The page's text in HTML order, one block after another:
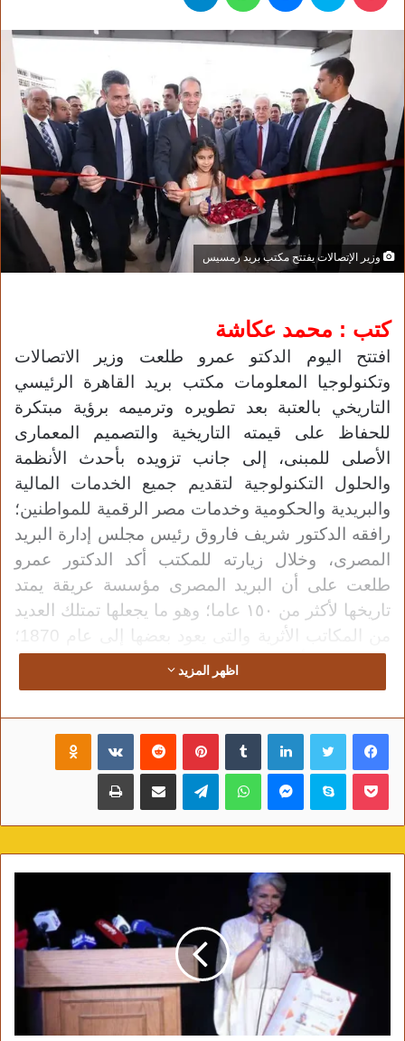
وزير الإتصالات يفتتح مكتب بريد رمسيس
كتب : محمد عكاشة
افتتح اليوم الدكتو عمرو طلعت وزير الاتصالات
وتكنولوجيا المعلومات مكتب بريد القاهرة الرئيسي
التاريخي بالعتبة بعد تطويره وترميمه برؤية مبتكرة
للحفاظ على قيمته التاريخية والتصميم المعمارى
الأصلى للمبنى، إلى جانب تزويده بأحدث الأنظمة
والحلول التكنولوجية لتقديم جميع الخدمات المالية
والبريدية والحكومية وخدمات مصر الرقمية للمواطنين؛
رافقه الدكتور شريف فاروق رئيس مجلس إدارة البريد
المصرى، وخلال زيارته للمكتب أكد الدكتور عمرو
طلعت على أن البريد المصرى مؤسسة عريقة يمتد
تاريخها لأكثر من ١٥٠ عاما؛ وهو ما يجعلها تمتلك العديد
من المكاتب الأثرية والتى يعود بعضها إلى عام 1870؛
مشيرا إلى أن افتتاح مكتب بريد “القاهرة الرئيسي”
التاريخى بالعتبة يأتى فى إطار رؤية وزارة الاتصالات
الطابع التاريخى للحفاظ على تراثها المعمارى والهوية
المصرية والتى تم فى إطارها أيضا تطوير مكتب بريد
أسوان التاريخى.
اظهر المزيد
فيسبوك لينكدإن بينتيريست
بوكيت سكايب واتساب تيلقرام